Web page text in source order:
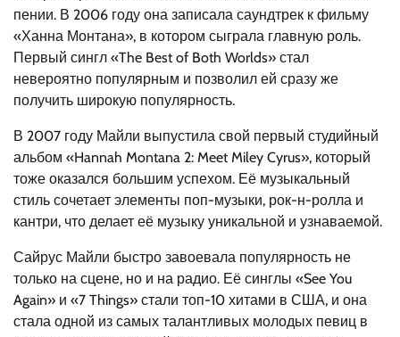
пении. В 2006 году она записала саундтрек к фильму
«Ханна Монтана», в котором сыграла главную роль.
Первый сингл «The Best of Both Worlds» стал
невероятно популярным и позволил ей сразу же
получить широкую популярность.
В 2007 году Майли выпустила свой первый студийный
альбом «Hannah Montana 2: Meet Miley Cyrus», который
тоже оказался большим успехом. Её музыкальный
стиль сочетает элементы поп-музыки, рок-н-ролла и
кантри, что делает её музыку уникальной и узнаваемой.
Сайрус Майли быстро завоевала популярность не
только на сцене, но и на радио. Её синглы «See You
Again» и «7 Things» стали топ-10 хитами в США, и она
стала одной из самых талантливых молодых певиц в